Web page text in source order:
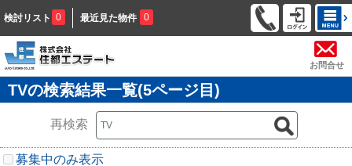
検討リスト 0 最近見た物件 0
お問合せ
TVの検索結果一覧(5ページ目)
再検索
募集中のみ表示